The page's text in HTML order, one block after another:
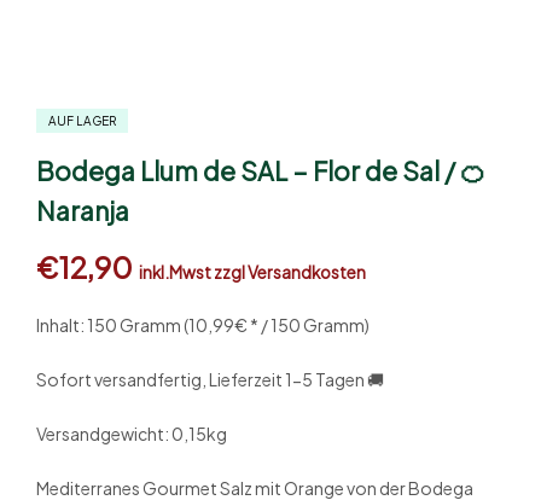
AUF LAGER
Bodega Llum de SAL – Flor de Sal / 🍊
Naranja
€12,90 inkl.Mwst zzgl Versandkosten
Inhalt: 150Gramm (10,99€ * / 150 Gramm)
Sofort versandfertig, Lieferzeit 1-5 Tagen 🚚
Versandgewicht: 0,15kg
Mediterranes Gourmet Salz mit Orange von der Bodega